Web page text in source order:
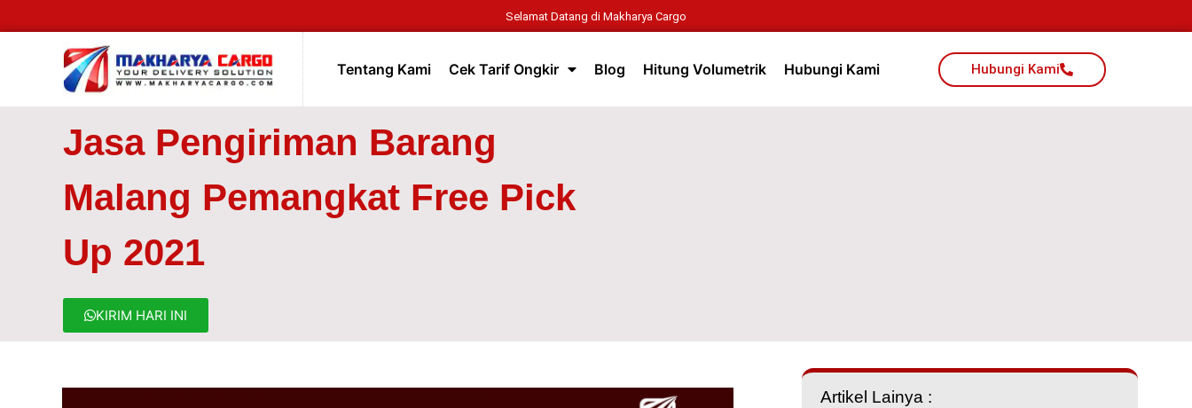
Selamat Datang di Makharya Cargo
Tentang Kami Cek Tarif Ongkir Blog Hitung Volumetrik Hubungi Kami Hubungi Kami
Jasa Pengiriman Barang
Malang Pemangkat Free Pick
Up 2021
KIRIM HARI INI
Artikel Lainya :